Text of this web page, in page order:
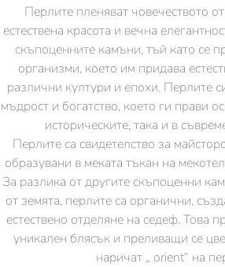
Перлите пленяват човечеството
естествена красота и вечна
скъпоценните камъни, тъй като се
организми, което им придава
различни култури и епохи. Перлите
мъдрост и богатство, което ги прави
историческите, така и в
Перлите са свидетелство за
образувани в меката тъкан на
За разлика от другите скъпоценни
от земята, перлите са органични,
естествено отделяне на седеф. Това
уникален блясък и преливащи се
наричат „ orient“ на